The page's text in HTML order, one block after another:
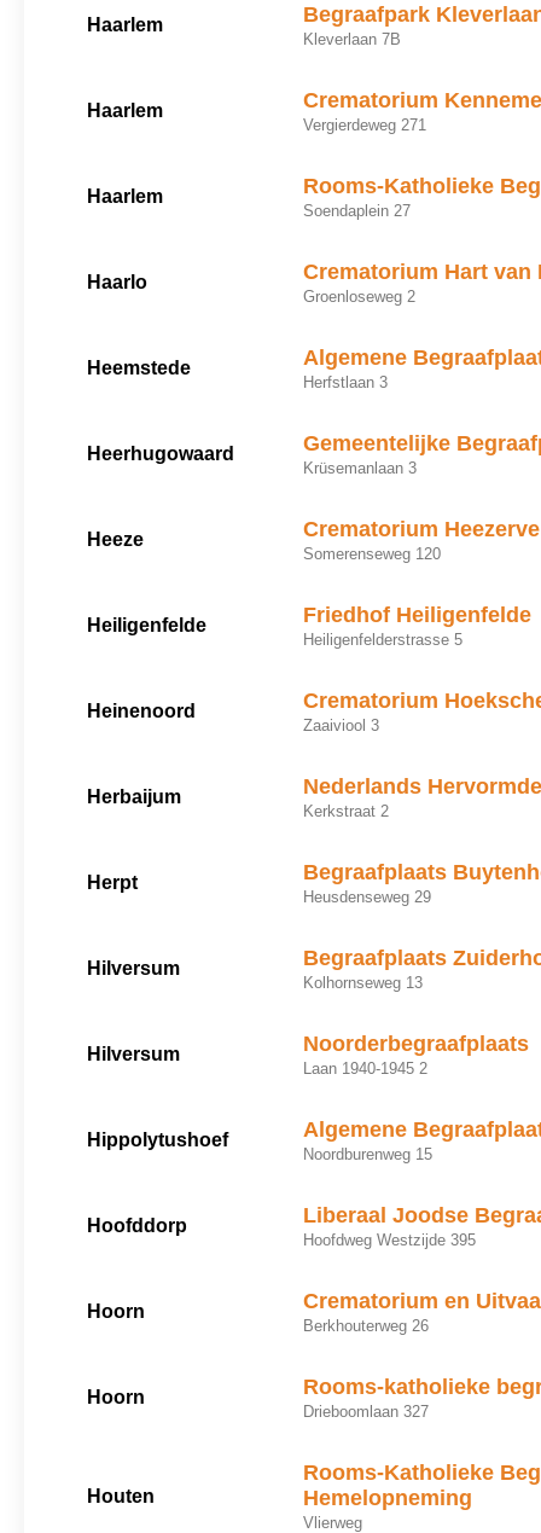
Haarlem Begraafpark
Kleverlaan 7B
Haarlem Crematorium
Vergierdeweg 271
Haarlem Rooms-Katholieke
Soendaplein 27
Haarlo Crematorium Hart van
Groenloseweg 2
Heemstede Algemene
Herfstlaan 3
Heerhugowaard Gemeentelijke
Krüsemanlaan 3
Heeze Crematorium
Somerenseweg 120
Heiligenfelde Friedhof Heiligenfelde
Heiligenfelderstrasse 5
Heinenoord Crematorium
Zaaiviool 3
Herbaijum Nederlands
Kerkstraat 2
Herpt Begraafplaats
Heusdenseweg 29
Hilversum Begraafplaats
Kolhornseweg 13
Hilversum Noorderbegraafplaats
Laan 1940-1945 2
Hippolytushoef Algemene
Noordburenweg 15
Hoofddorp Liberaal Joodse
Hoofdweg Westzijde 395
Hoorn Crematorium en
Berkhouterweg 26
Hoorn Rooms-katholieke
Drieboomlaan 327
Houten
Rooms-Katholieke
Hemelopneming
Vlierweg